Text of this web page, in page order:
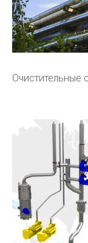
Очистительные